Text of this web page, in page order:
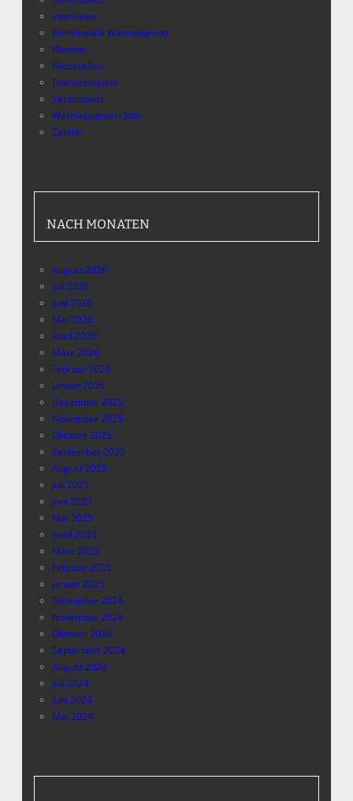
Interviews
Kommunale Wärmewende
Medien
Netzausbau
Praxisbeispiele
Sehenswert
Wärmepumpen-Jobs
Zahlen
NACH MONATEN
August 2026
Juli 2026
Juni 2026
Mai 2026
April 2026
März 2026
Februar 2026
Januar 2026
Dezember 2025
November 2025
Oktober 2025
September 2025
August 2025
Juli 2025
Juni 2025
Mai 2025
April 2025
März 2025
Februar 2025
Januar 2025
Dezember 2024
November 2024
Oktober 2024
September 2024
August 2024
Juli 2024
Juni 2024
Mai 2024